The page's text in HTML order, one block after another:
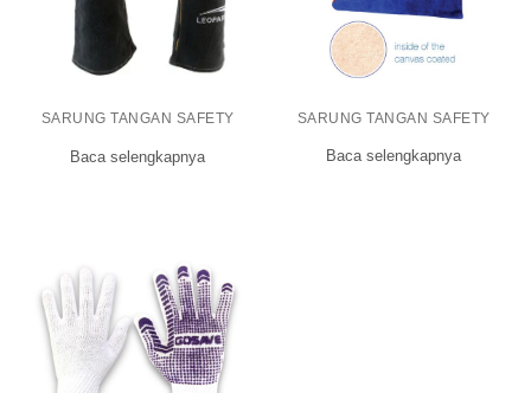
SARUNG TANGAN SAFETY
Baca selengkapnya
SARUNG TANGAN SAFETY
Baca selengkapnya